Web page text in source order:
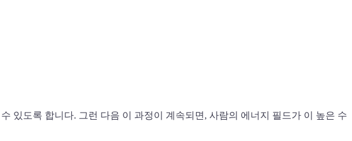
있도록 합니다. 그런 다음 이 과정이 계속되면, 사람의 에너지 필드가 이 높은 수